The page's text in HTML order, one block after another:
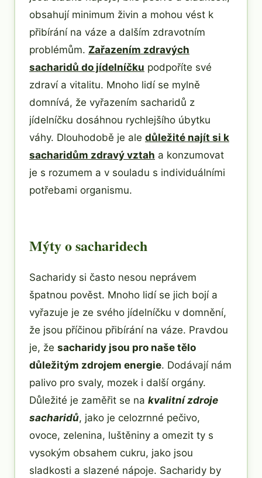
obsahují minimum živin a mohou vést k
přibírání na váze a dalším zdravotním
problémům. Zařazením zdravých
sacharidů do jídelníčku podpoříte své
zdraví a vitalitu. Mnoho lidí se mylně
domnívá, že vyřazením sacharidů z
jídelníčku dosáhnou rychlejšího úbytku
váhy. Dlouhodobě je ale důležité najít si k
sacharidům zdravý vztah a konzumovat
je s rozumem a v souladu s individuálními
potřebami organismu.
Mýty o sacharidech
Sacharidy si často nesou neprávem
špatnou pověst. Mnoho lidí se jich bojí a
vyřazuje je ze svého jídelníčku v domnění,
že jsou příčinou přibírání na váze. Pravdou
je, že sacharidy jsou pro naše tělo
důležitým zdrojem energie. Dodávají nám
palivo pro svaly, mozek i další orgány.
Důležité je zaměřit se na kvalitní zdroje
sacharidů, jako je celozrnné pečivo,
ovoce, zelenina, luštěniny a omezit ty s
vysokým obsahem cukru, jako jsou
sladkosti a slazené nápoje. Sacharidy by